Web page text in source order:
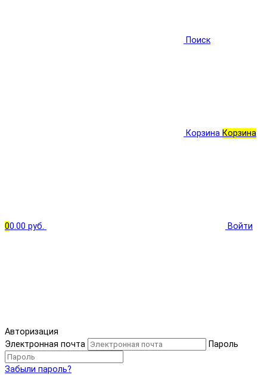
Поиск
Корзина Корзина
00.00 руб. Войти
Авторизация
Электронная почта
Пароль
Забыли пароль?